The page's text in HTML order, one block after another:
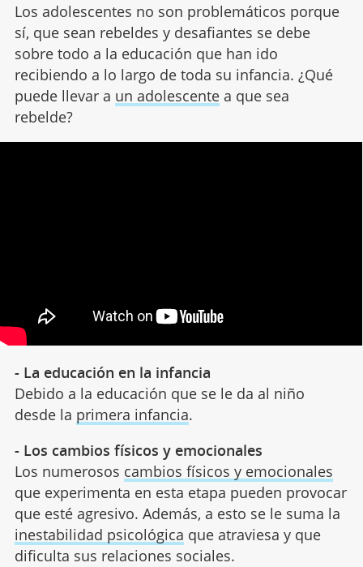
Los adolescentes no son problemáticos porque
sí, que sean rebeldes y desafiantes se debe
sobre todo a la educación que han ido
recibiendo a lo largo de toda su infancia. ¿Qué
puede llevar a un adolescentea que sea
rebelde?
- La educación en la infancia
Debido a la educación que se le da al niño
desde la primera infancia.
- Los cambios físicos y emocionales
Los numerosos cambios físicos y emocionales
que experimenta en esta etapa pueden provocar
que esté agresivo. Además, a esto se le suma la
inestabilidad psicológica que atraviesa y que
dificulta sus relaciones sociales.